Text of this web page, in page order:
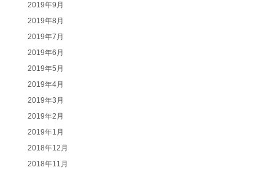
2019年9月
2019年8月
2019年7月
2019年6月
2019年5月
2019年4月
2019年3月
2019年2月
2019年1月
2018年12月
2018年11月